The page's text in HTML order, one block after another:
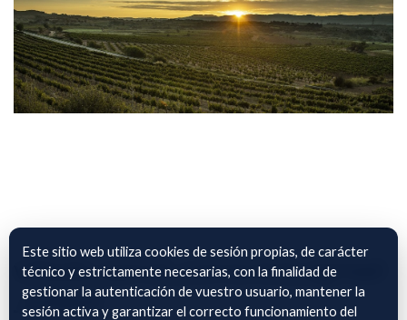
viñedo_sarral_corrected_agrixel
_output
Este sitio web utiliza cookies de sesión propias, de carácter
técnico y estrictamente necesarias, con la finalidad de
gestionar la autenticación de vuestro usuario, mantener la
sesión activa y garantizar el correcto funcionamiento del